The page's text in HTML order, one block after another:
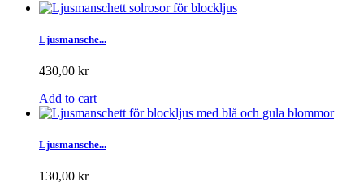
Ljusmansche...
430,00 kr
Add to cart
Ljusmansche...
130,00 kr